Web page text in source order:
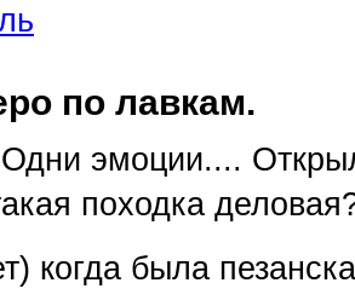
по лавкам.
эмоции....
походка
когда была